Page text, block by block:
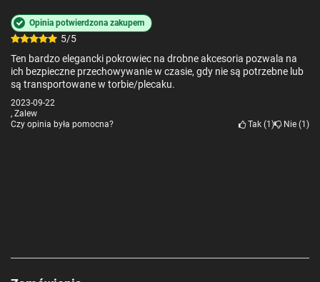
5/5
Opinia potwierdzona zakupem
Ten bardzo elegancki pokrowiec na drobne akcesoria pozwala na
ich bezpieczne przechowywanie w czasie, gdy nie są potrzebne lub
są transportowane w torbie/plecaku.
2023-09-22
, Zalew
Czy opinia była pomocna?
Tak 1 Nie 1